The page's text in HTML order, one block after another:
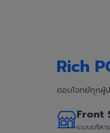
Rich
ตอบโจทย์ทุกผู้
Front
ระบบบริห